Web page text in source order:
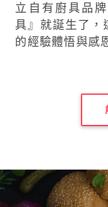
立自有廚具品
具』就誕生了，
的經驗體悟與感